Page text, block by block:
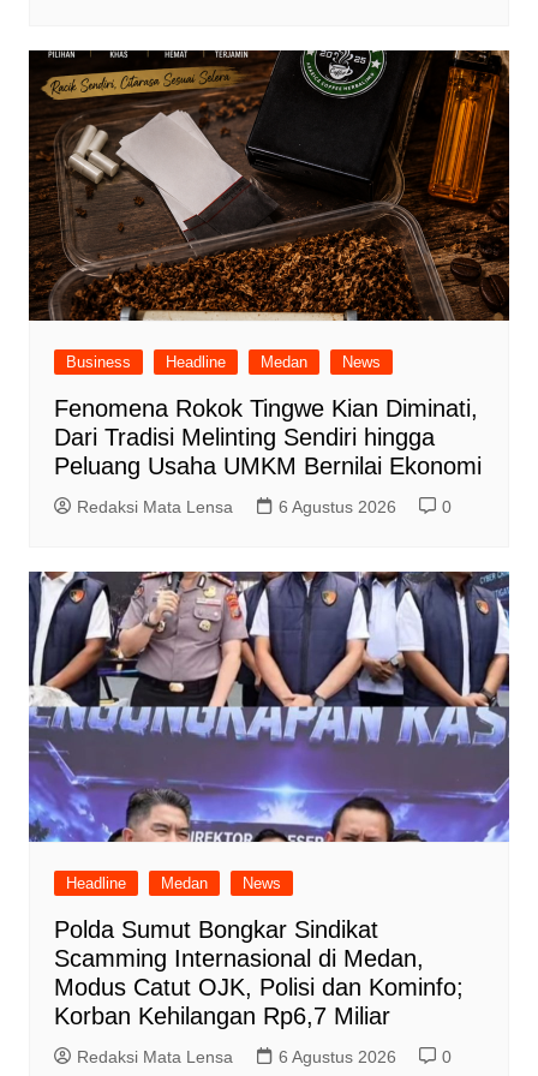
Business Headline Medan News
Fenomena Rokok Tingwe Kian Diminati,
Dari Tradisi Melinting Sendiri hingga
Peluang Usaha UMKM Bernilai Ekonomi
Redaksi Mata Lensa 6 Agustus 2026 0
Headline Medan News
Polda Sumut Bongkar Sindikat
Scamming Internasional di Medan,
Modus Catut OJK, Polisi dan Kominfo;
Korban Kehilangan Rp6,7 Miliar
Redaksi Mata Lensa 6 Agustus 2026 0